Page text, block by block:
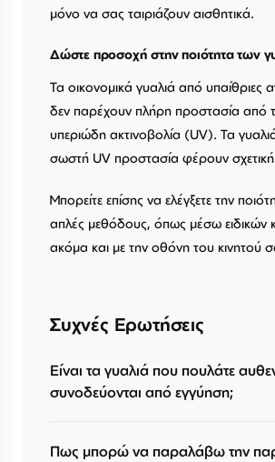
μόνο να σας ταιριάζουν αισθητικά.
Δώστε προσοχή στην ποιότητα των
Τα οικονομικά γυαλιά από υπαίθριες
δεν παρέχουν πλήρη προστασία από
υπεριώδη ακτινοβολία (UV). Τα
σωστή UV προστασία φέρουν σχετική
Μπορείτε επίσης να ελέγξετε την
απλές μεθόδους, όπως μέσω ειδικών
ακόμα και με την οθόνη του κινητού
Συχνές Ερωτήσεις
Είναι τα γυαλιά που πουλάτε
συνοδεύονται από εγγύηση;
Πως μπορώ να παραλάβω την